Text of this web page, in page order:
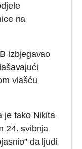
na
izbjegavao
vlašću
je tako Nikita
24. svibnja
da ljudi